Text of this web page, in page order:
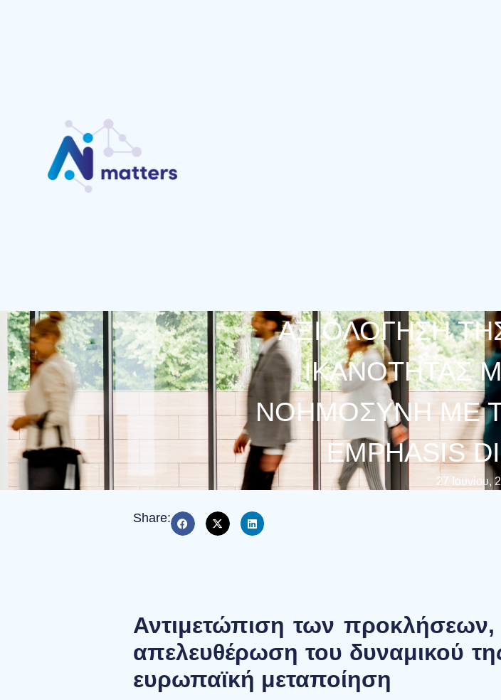
ΑΞΙΟΛΌΓΗΣΗ
ΙΚΑΝΌΤΗΤΑΣ
ΝΟΗΜΟΣΎΝΗ ΜΕ
EMPHASIS
27 Ιουνίου,
Share:
Αντιμετώπιση των προκλήσεων,
απελευθέρωση του δυναμικού
ευρωπαϊκή μεταποίηση